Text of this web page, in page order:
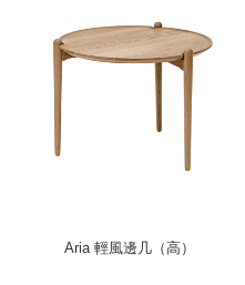
Aria 輕風邊几（高）